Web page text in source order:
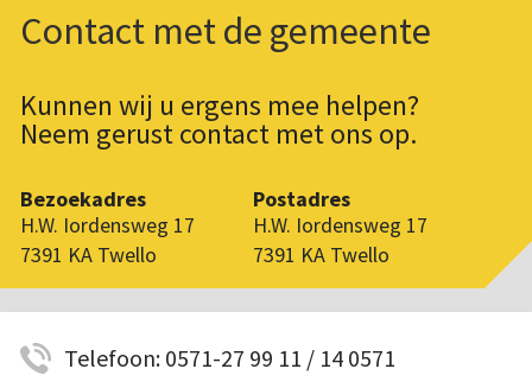
Contact met de gemeente
Kunnen wij u ergens mee helpen?
Neem gerust contact met ons op.
Bezoekadres
H.W. Iordensweg 17
7391 KA Twello
Postadres
H.W. Iordensweg 17
7391 KA Twello
Telefoon: 0571-27 99 11 / 14 0571